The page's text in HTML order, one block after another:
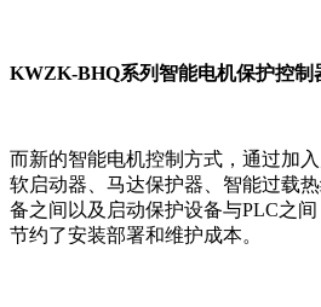
KWZK-BHQ系列智能电机保护控制
而新的智能电机控制方式，通过加
软启动器、马达保护器、智能过载
备之间以及启动保护设备与PLC之
节约了安装部署和维护成本。